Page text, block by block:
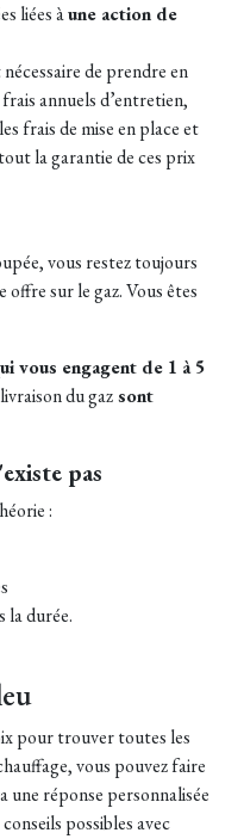
liées àune action de
de prendre en
annuels d’entretien,
frais de mise en place et
la garantie de ces prix
vous restez toujours
sur le gaz. Vous êtes
vous engagent de 1 à 5
du gazsont
pas
:
la durée.
pour trouver toutes les
vous pouvez faire
réponse personnalisée
possibles avec